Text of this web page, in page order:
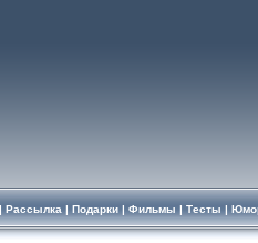
| Рассылка | Подарки| Фильмы | Тесты |